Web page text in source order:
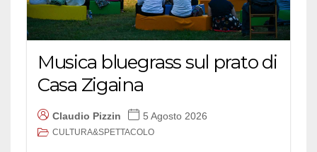
Musica bluegrass sul prato di
Casa Zigaina
Claudio Pizzin 5 Agosto 2026
CULTURA&SPETTACOLO